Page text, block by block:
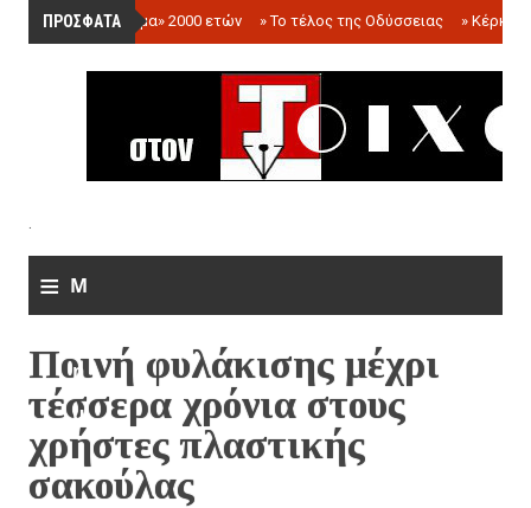
ΠΡΟΣΦΑΤΑ
»«Ολόγραμμα» 2000 ετών »Το τέλος της Οδύσσειας »
.
≡ M
n
u
Ποινή φυλάκισης μέχρι
τέσσερα χρόνια στους
χρήστες πλαστικής
σακούλας